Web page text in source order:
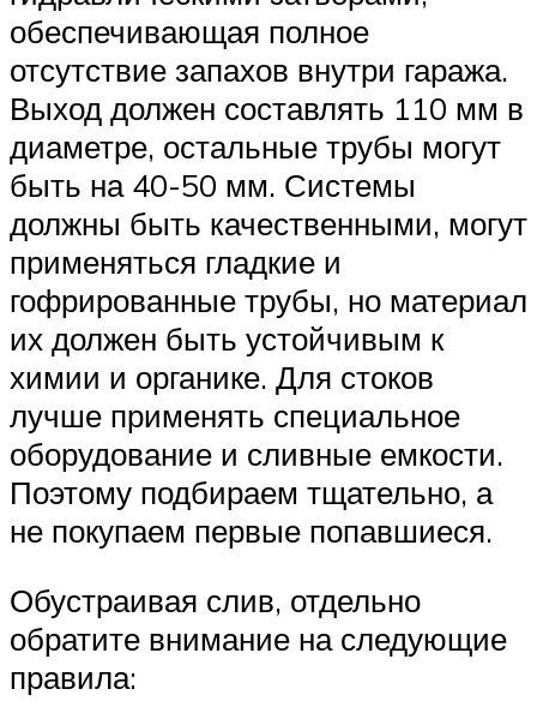
обеспечивающая полное
отсутствие запахов внутри гаража.
Выход должен составлять 110 мм в
диаметре, остальные трубы могут
быть на 40-50 мм. Системы
должны быть качественными, могут
применяться гладкие и
гофрированные трубы, но материал
их должен быть устойчивым к
химии и органике. Для стоков
лучше применять специальное
оборудование и сливные емкости.
Поэтому подбираем тщательно, а
не покупаем первые попавшиеся.
Обустраивая слив, отдельно
обратите внимание на следующие
правила: